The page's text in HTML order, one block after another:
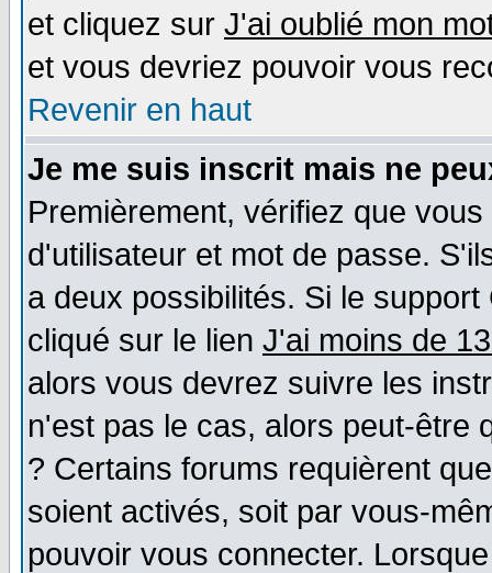
et cliquez sur J'ai oublié mon
et vous devriez pouvoir vous
Revenir en haut
Je me suis inscrit mais ne
Premièrement, vérifiez que
d'utilisateur et mot de passe.
a deux possibilités. Si le
cliqué sur le lien J'ai moins de
alors vous devrez suivre les
n'est pas le cas, alors peut-être
? Certains forums requièrent
soient activés, soit par vous-
pouvoir vous connecter.